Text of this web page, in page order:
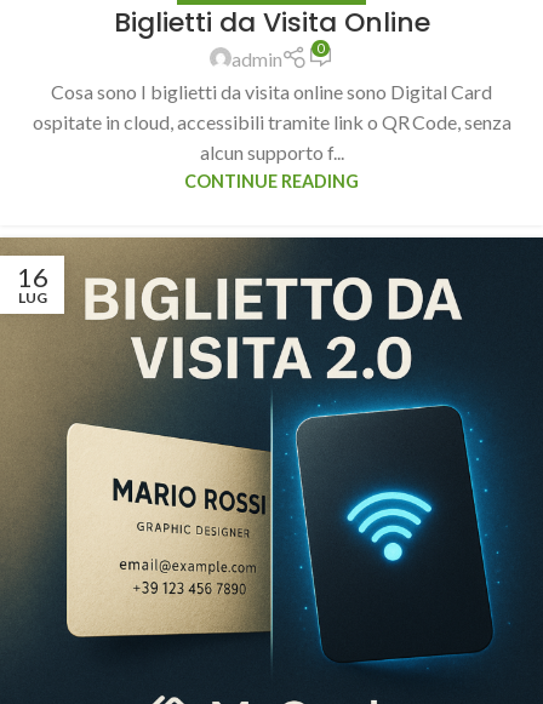
Biglietti da Visita Online
admin 0
Cosa sono I biglietti da visita online sono Digital Card
ospitate in cloud, accessibili tramite link o QR Code, senza
alcun supporto f...
CONTINUE READING
16
LUG